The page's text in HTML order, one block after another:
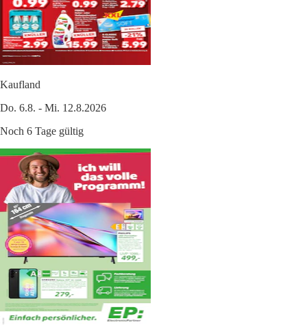
Kaufland
Do. 6.8. - Mi. 12.8.2026
Noch 6 Tage gültig